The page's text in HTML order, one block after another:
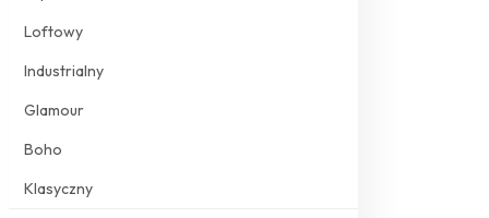
Loftowy
Industrialny
Glamour
Boho
Klasyczny